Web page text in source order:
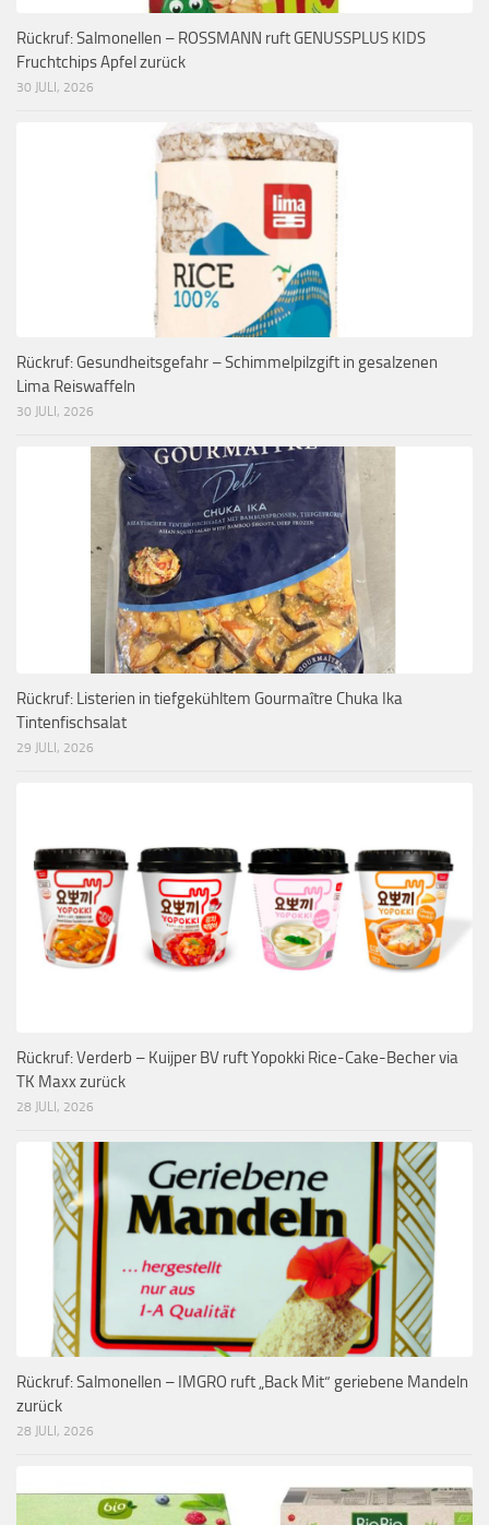
Rückruf: Salmonellen – ROSSMANN ruft GENUSSPLUS KIDS
Fruchtchips Apfel zurück
30 JULI, 2026
Rückruf: Gesundheitsgefahr – Schimmelpilzgift in gesalzenen
Lima Reiswaffeln
30 JULI, 2026
Rückruf: Listerien in tiefgekühltem Gourmaître Chuka Ika
Tintenfischsalat
29 JULI, 2026
Rückruf: Verderb – Kuijper BV ruft Yopokki Rice-Cake-Becher via
TK Maxx zurück
28 JULI, 2026
Rückruf: Salmonellen – IMGRO ruft „Back Mit“ geriebene Mandeln
zurück
28 JULI, 2026